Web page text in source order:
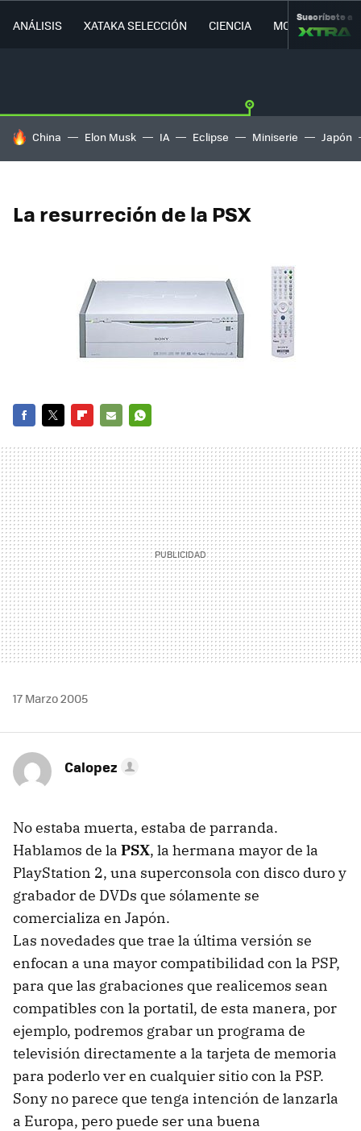
ANÁLISIS XATAKA SELECCIÓN CIENCIA MOVILIDAD
Suscríbete a
HOY SE HABLA DE
China Elon Musk IA Eclipse Miniserie Japón
La resurreción de la PSX
MAIL
17 Marzo 2005
Calopez
No estaba muerta, estaba de parranda.
Hablamos de la PSX, la hermana mayor de la
PlayStation 2, una superconsola con disco duro y
grabador de DVDs que sólamente se
comercializa en Japón.
Las novedades que trae la última versión se
enfocan a una mayor compatibilidad con la PSP,
para que las grabaciones que realicemos sean
compatibles con la portatil, de esta manera, por
ejemplo, podremos grabar un programa de
televisión directamente a la tarjeta de memoria
para poderlo ver en cualquier sitio con la PSP.
Sony no parece que tenga intención de lanzarla
a Europa, pero puede ser una buena